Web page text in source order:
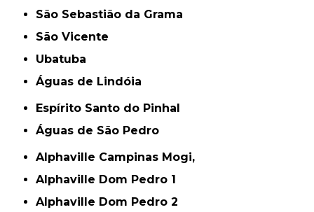
São Sebastião da Grama
São Vicente
Ubatuba
Águas de Lindóia
Espírito Santo do Pinhal
Águas de São Pedro
Alphaville Campinas Mogi,
Alphaville Dom Pedro 1
Alphaville Dom Pedro 2